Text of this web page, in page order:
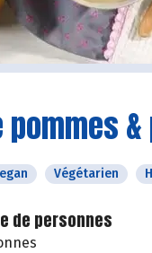
pommes
Végétarien
de personnes